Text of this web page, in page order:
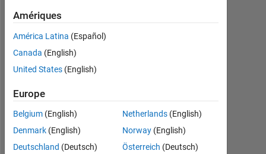
0
Following:
Follow
Programming
Amériques
América Latina (Español)
Canada (English)
United States (English)
Europe
Belgium (English)
Denmark (English)
Deutschland (Deutsch)
Netherlands(English)
Norway(English)
Österreich (Deutsch)